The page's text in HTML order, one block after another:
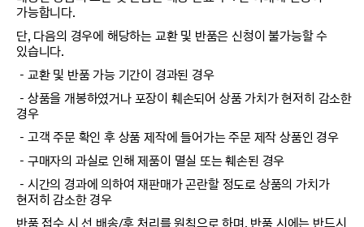
가능합니다.
단, 다음의 경우에 해당하는 교환 및 반품은 신청이 불가능할 수
있습니다.
－교환 및 반품 가능 기간이 경과된 경우
－상품을 개봉하였거나 포장이 훼손되어 상품 가치가 현저히 감소한
경우
－고객 주문 확인 후 상품 제작에 들어가는 주문 제작 상품인 경우
－구매자의 과실로 인해 제품이 멸실 또는 훼손된 경우
－시간의 경과에 의하여 재판매가 곤란할 정도로 상품의 가치가
현저히 감소한 경우
반품 접수 시 선 배송/후 처리를 원칙으로 하며, 반품 시에는 반드시